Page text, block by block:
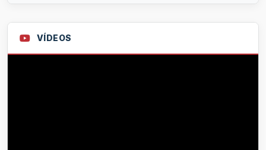
VÍDEOS